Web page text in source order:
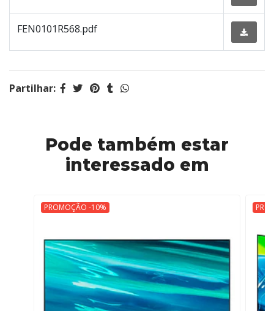
FEN0101R568.pdf
Partilhar:
Pode também estar
interessado em
PROMOÇÃO -10%